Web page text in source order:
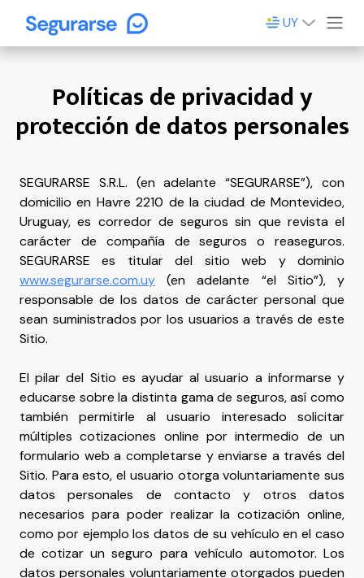
UY
Políticas de privacidad y
protección de datos personales
SEGURARSE S.R.L. (en adelante “SEGURARSE”), con
domicilio en Havre 2210 de la ciudad de Montevideo,
Uruguay, es corredor de seguros sin que revista el
carácter de compañía de seguros o reaseguros.
SEGURARSE es titular del sitio web y dominio
www.segurarse.com.uy (en adelante “el Sitio”), y
responsable de los datos de carácter personal que
sean suministrados por los usuarios a través de este
Sitio.
El pilar del Sitio es ayudar al usuario a informarse y
educarse sobre la distinta gama de seguros, así como
también permitirle al usuario interesado solicitar
múltiples cotizaciones online por intermedio de un
formulario web a completarse y enviarse a través del
Sitio. Para esto, el usuario otorga voluntariamente sus
datos personales de contacto y otros datos
necesarios para poder realizar la cotización online,
como por ejemplo los datos de su vehículo en el caso
de cotizar un seguro para vehículo automotor. Los
datos personales voluntariamente otorgados pueden